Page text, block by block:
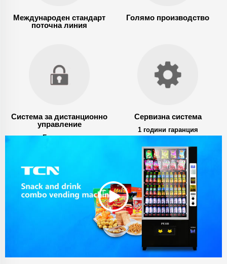
Международен стандарт
поточна линия
Голямо производство
Система за дистанционно
управление
Безплатно
Сервизна система
1 години гаранция